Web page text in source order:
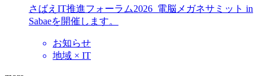
さばえIT推進フォーラム2026_電脳メガネサミット in
Sabaeを開催します。
お知らせ
地域 × IT